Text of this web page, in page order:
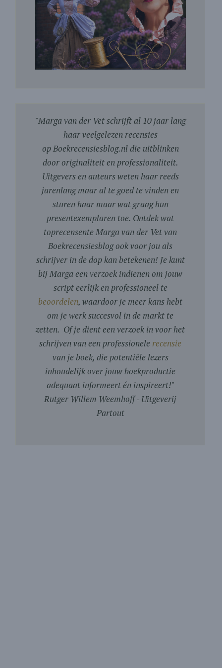
"Marga van der Vet schrijft al 10 jaar lang
haar veelgelezen recensies
op Boekrecensiesblog.nl die uitblinken
door originaliteit en professionaliteit.
Uitgevers en auteurs weten haar reeds
jarenlang maar al te goed te vinden en
sturen haar maar wat graag hun
presentexemplaren toe. Ontdek wat
toprecensente Marga van der Vet van
Boekrecensiesblog ook voor jou als
schrijver in de dop kan betekenen! Je kunt
bij Marga een verzoek indienen om jouw
script eerlijk en professioneel te
beoordelen, waardoor je meer kans hebt
om je werk succesvol in de markt te
zetten. Of je dient een verzoek in voor het
schrijven van een professionele recensie
van je boek, die potentiële lezers
inhoudelijk over jouw boekproductie
adequaat informeert én inspireert!"
Rutger Willem Weemhoff - Uitgeverij
Partout